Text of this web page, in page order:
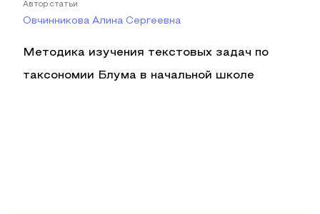
Автор статьи
Овчинникова Алина Сергеевна
Методика изучения текстовых задач по
таксономии Блума в начальной школе